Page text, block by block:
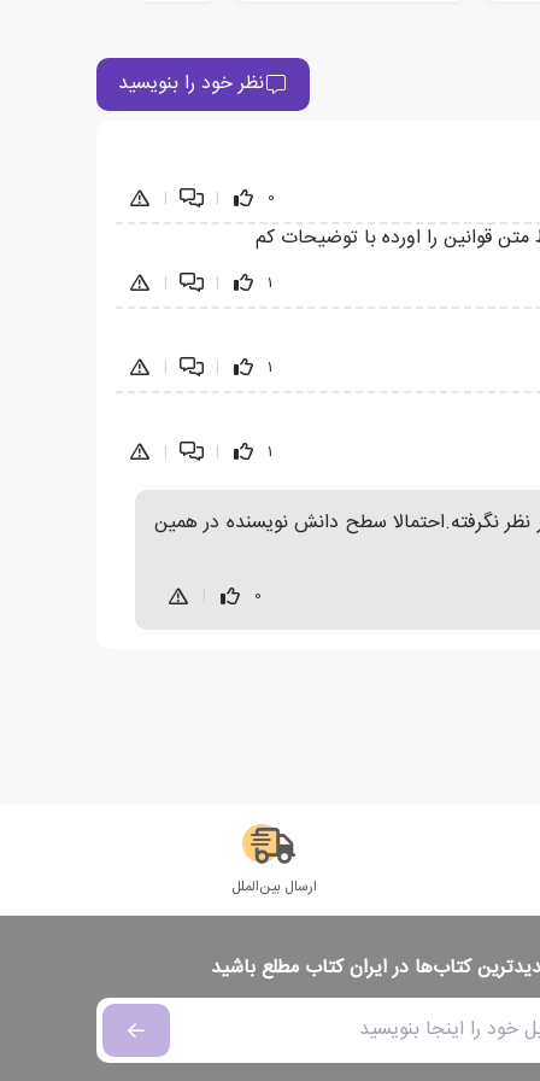
نظر خود را بنویسید
0
|
|
قوانین را اورده با توضیحات کم
1
|
|
1
|
|
1
|
|
نگرفته.احتمالا سطح دانش نویسنده در همین
0
ارسال بین‌الملل
کتاب‌ها در ایران کتاب مطلع باشید